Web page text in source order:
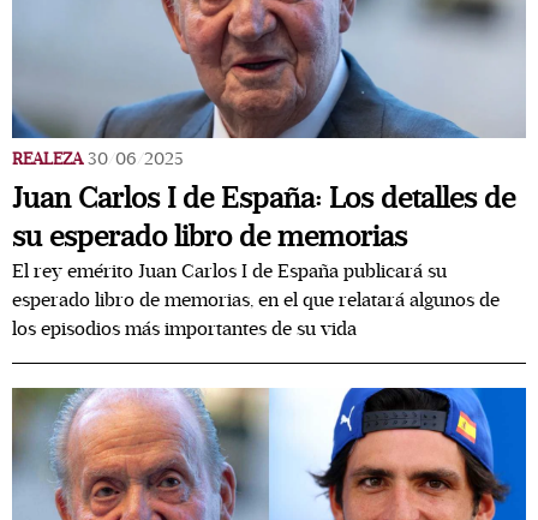
REALEZA 30/06/2025
Juan Carlos I de España: Los detalles de
su esperado libro de memorias
El rey emérito Juan Carlos I de España publicará su
esperado libro de memorias, en el que relatará algunos de
los episodios más importantes de su vida